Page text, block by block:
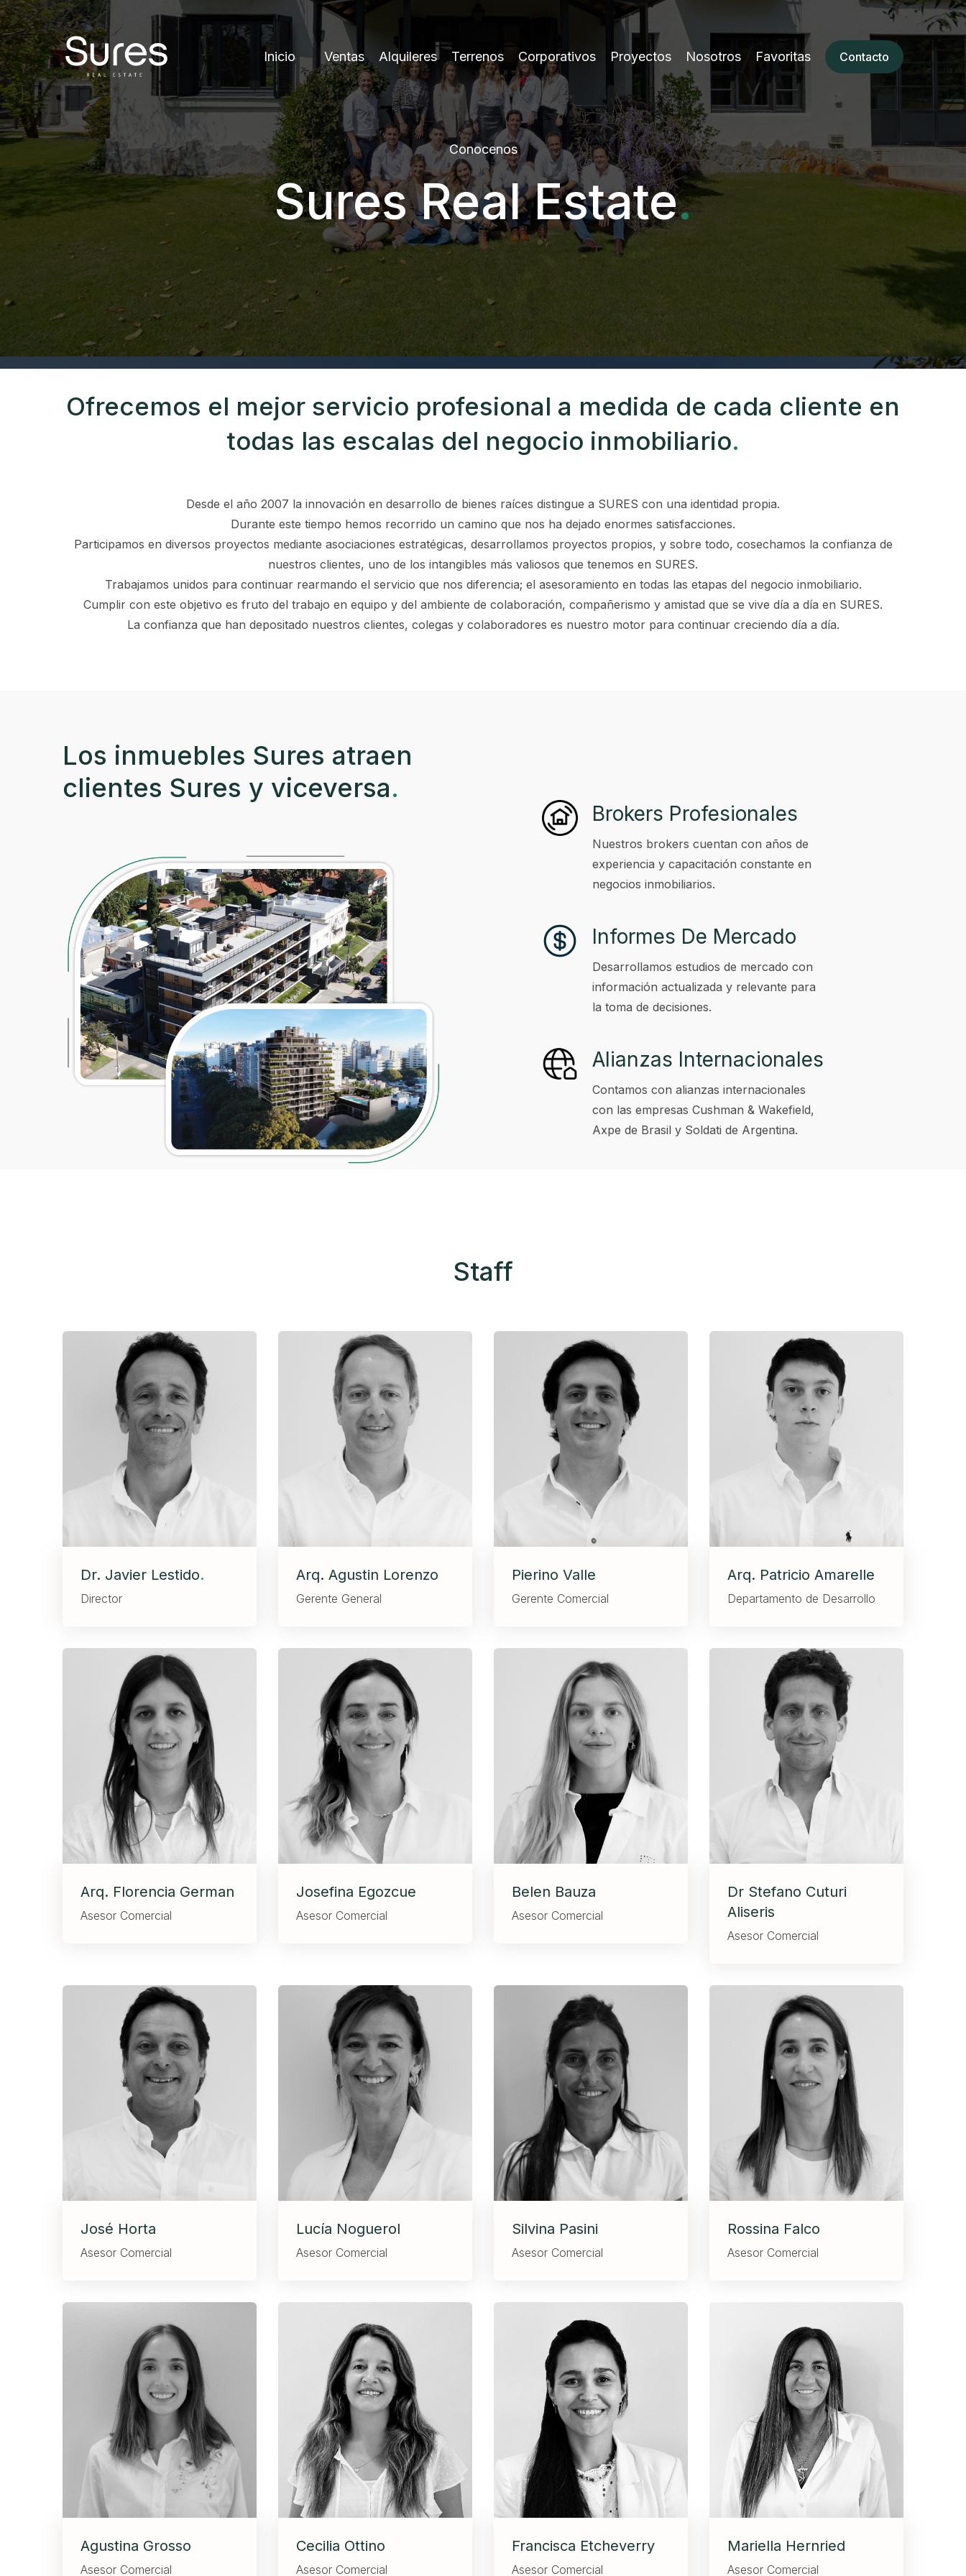
Inicio Ventas Alquileres Terrenos Corporativos Proyectos Nosotros Favoritas Contacto
Conocenos
Sures Real Estate.
Ofrecemos el mejor servicio profesional a medida de cada cliente en
todas las escalas del negocio inmobiliario.
Desde el año 2007 la innovación en desarrollo de bienes raíces distingue a SURES con una identidad propia.
Durante este tiempo hemos recorrido un camino que nos ha dejado enormes satisfacciones.
Participamos en diversos proyectos mediante asociaciones estratégicas, desarrollamos proyectos propios, y sobre todo, cosechamos la confianza de
nuestros clientes, uno de los intangibles más valiosos que tenemos en SURES.
Trabajamos unidos para continuar rearmando el servicio que nos diferencia; el asesoramiento en todas las etapas del negocio inmobiliario.
Cumplir con este objetivo es fruto del trabajo en equipo y del ambiente de colaboración, compañerismo y amistad que se vive día a día en SURES.
La confianza que han depositado nuestros clientes, colegas y colaboradores es nuestro motor para continuar creciendo día a día.
Los inmuebles Sures atraen
clientes Sures y viceversa.
Brokers Profesionales
Nuestros brokers cuentan con años de
experiencia y capacitación constante en
negocios inmobiliarios.
Informes De Mercado
Desarrollamos estudios de mercado con
información actualizada y relevante para
la toma de decisiones.
Alianzas Internacionales
Contamos con alianzas internacionales
con las empresas Cushman & Wakefield,
Axpe de Brasil y Soldati de Argentina.
Staff
Dr. Javier Lestido.
Director
Arq. Agustin Lorenzo
Gerente General
Pierino Valle
Gerente Comercial
Arq. Patricio Amarelle
Departamento de Desarrollo
Arq. Florencia German
Asesor Comercial
Josefina Egozcue
Asesor Comercial
Belen Bauza
Asesor Comercial
Dr Stefano Cuturi
Aliseris
Asesor Comercial
José Horta
Asesor Comercial
Lucía Noguerol
Asesor Comercial
Silvina Pasini
Asesor Comercial
Rossina Falco
Asesor Comercial
Agustina Grosso
Asesor Comercial
Cecilia Ottino
Asesor Comercial
Francisca Etcheverry
Asesor Comercial
Mariella Hernried
Asesor Comercial